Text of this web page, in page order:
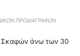
ΠΡΟΔΙΑΓΡΑΦΩΝ
Σκαφών άνω των 30